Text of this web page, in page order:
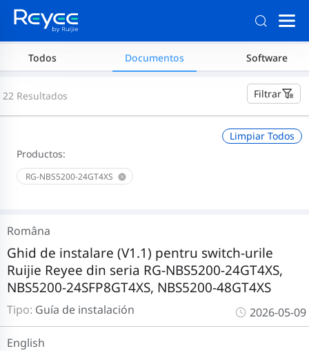
Todos Documentos Software
Filtrar
22 Resultados
Productos:
RG-NBS5200-24GT4XS
Limpiar Todos
Tipo: Guía de instalación
Ghid de instalare (V1.1) pentru switch-urile
Ruijie Reyee din seria RG-NBS5200-24GT4XS,
NBS5200-24SFP8GT4XS, NBS5200-48GT4XS
Româna
2026-05-09
English